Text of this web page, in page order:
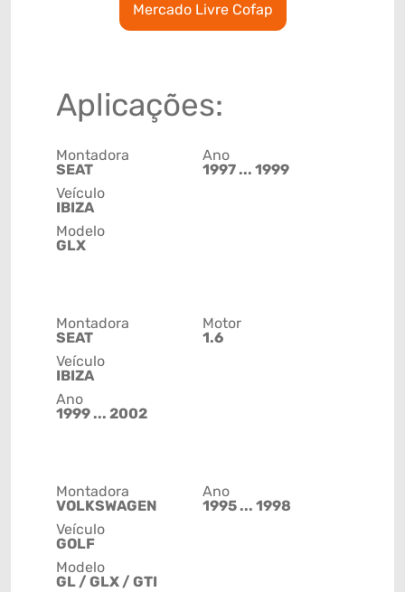
Mercado Livre Cofap
Aplicações:
Montadora
SEAT
Veículo
IBIZA
Modelo
GLX
Ano
1997 ... 1999
Montadora
SEAT
Veículo
IBIZA
Ano
1999 ... 2002
Motor
1.6
Montadora
VOLKSWAGEN
Veículo
GOLF
Modelo
GL / GLX / GTI
Ano
1995 ... 1998